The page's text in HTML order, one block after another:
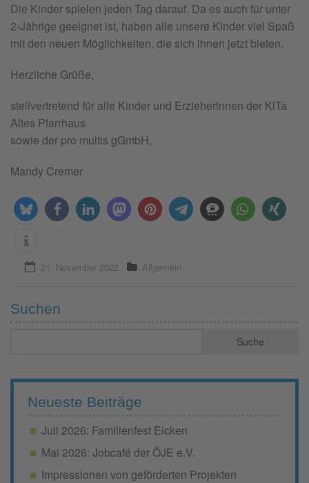
Die Kinder spielen jeden Tag darauf. Da es auch für unter
2-Jährige geeignet ist, haben alle unsere Kinder viel Spaß
mit den neuen Möglichkeiten, die sich ihnen jetzt bieten.
Herzliche Grüße,
stellvertretend für alle Kinder und Erzieherinnen der KiTa
Altes Pfarrhaus
sowie der pro multis gGmbH,
Mandy Cremer
21. November 2022 Allgemein
Suchen
Neueste Beiträge
Juli 2026: Familienfest Eicken
Mai 2026: Jobcafé der ÖJE e.V.
Impressionen von geförderten Projekten